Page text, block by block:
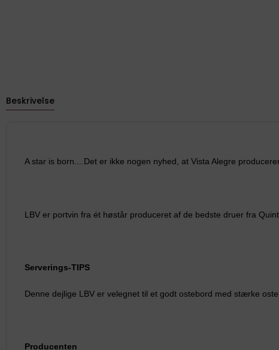
Beskrivelse
A star is born....Det er ikke nogen nyhed, at Vista Alegre
LBV er portvin fra ét høstår produceret af de bedste druer fra
Serverings-TIPS
Denne dejlige LBV er velegnet til et godt ostebord med stærke
Producenten